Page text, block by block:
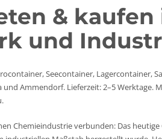
& kaufen
und
Seecontainer,
und Ammendorf. Lieferzeit: 2–5
Chemieindustrie verbunden: Das